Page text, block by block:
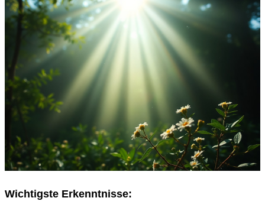
Wichtigste Erkenntnisse: